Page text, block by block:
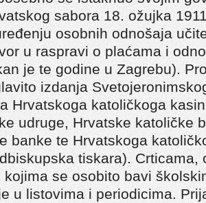
sabora 18. ožujka
osobnih odnošaja
u raspravi o plaćama i
je te godine u Zagrebu).
izdanja
Hrvatskoga katoličkoga
udruge, Hrvatske katoličke
banke te Hrvatskoga
tiskara). Crticama,
kojima se osobito bavi
u listovima i periodicima.